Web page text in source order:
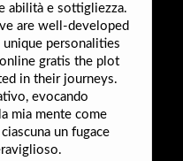
abilità e sottigliezza.
are well-developed
personalities
gratis the plot
in their journeys.
evocando
mia mente come
un fugace